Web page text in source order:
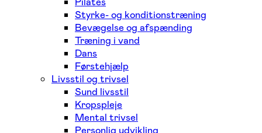
Styrke- og konditionstræning
Bevægelse og afspænding
Træning i vand
Dans
Førstehjælp
Livsstil og trivsel
Sund livsstil
Kropspleje
Mental trivsel
Personlig udvikling